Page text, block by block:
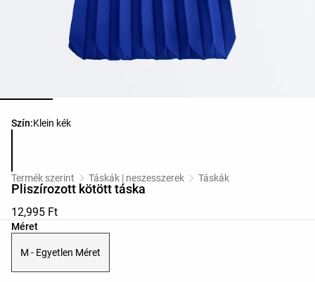
Szín:Klein kék
Termékszínek listája
Termék szerint Táskák | neszesszerek Táskák
Pliszírozott kötött táska
12,995 Ft
Méret
Termékméretek listája
M - Egyetlen Méret